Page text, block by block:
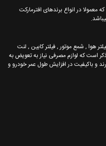
معمولا در انواع برندهای افترمارکت
هوا , شمع موتور , فیلتر کابین , لنت
است که لوازم مصرفی نیاز به تعویض به
و باکیفیت در افزایش طول عمر خودرو و